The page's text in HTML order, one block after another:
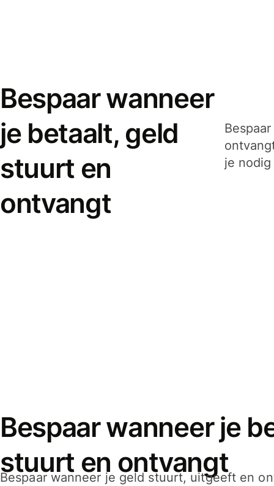
Bespaar wanneer
je betaalt, geld
stuurt en
ontvangt
je
Bespaar wanneer je
stuurt en ontvangt
Bespaar wanneer je geld stuurt, uitgeeft en